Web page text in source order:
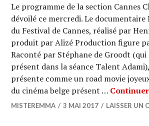
Le programme de la section Cannes
dévoilé ce mercredi. Le documentaire
du Festival de Cannes, réalisé par
produit par Alizé Production figure
Raconté par Stéphane de Groodt (qui
présent dans la séance Talent
présente comme un road movie
du cinéma belge présent …
MISTEREMMA 3 MAI 2017 LAISSER UN